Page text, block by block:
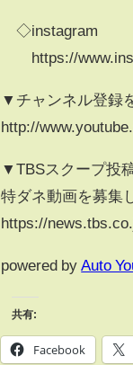
◇instagram
https://
▼チャンネル登録
http://
▼TBSスクープ投
特ダネ動画を募集
https://
powered by Auto
共有:
Facebook